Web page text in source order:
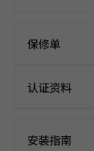
保修单
认证资料
安装指南